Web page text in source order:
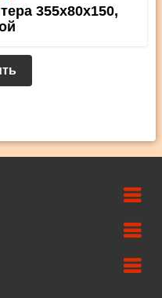
355х80х150,